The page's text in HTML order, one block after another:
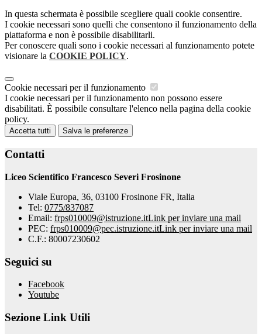
In questa schermata è possibile scegliere quali cookie consentire.
I cookie necessari sono quelli che consentono il funzionamento della
piattaforma e non è possibile disabilitarli.
Per conoscere quali sono i cookie necessari al funzionamento potete
visionare la COOKIE POLICY.
Cookie necessari per il funzionamento
I cookie necessari per il funzionamento non possono essere
disabilitati. È possibile consultare l'elenco nella pagina della cookie
policy.
Accetta tutti Salva le preferenze
Contatti
Liceo Scientifico Francesco Severi Frosinone
Viale Europa, 36, 03100 Frosinone FR, Italia
Tel: 0775/837087
Email: frps010009@istruzione.itLink per inviare una mail
PEC: frps010009@pec.istruzione.itLink per inviare una mail
C.F.: 80007230602
Seguici su
Facebook
Youtube
Sezione Link Utili